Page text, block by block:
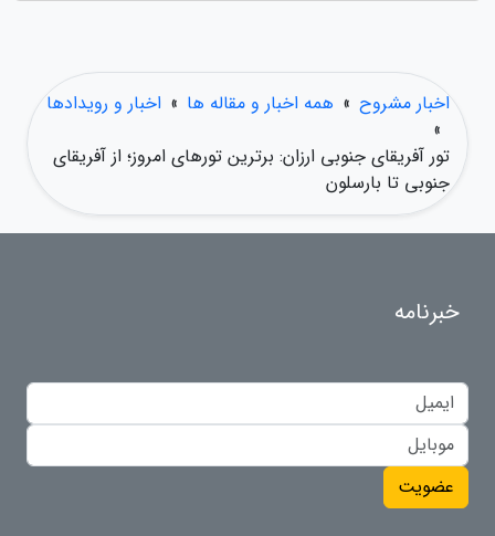
اخبار مشروح » همه اخبار و مقاله ها » اخبار و رویدادها
»
تور آفریقای جنوبی ارزان: برترین تورهای امروز؛ از آفریقای
جنوبی تا بارسلون
خبرنامه
عضویت